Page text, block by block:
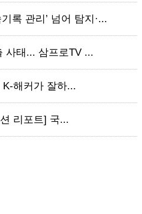
록 관리’ 넘어 탐지·...
사태... 삼프로TV ...
해커가 잘하...
리포트] 국...